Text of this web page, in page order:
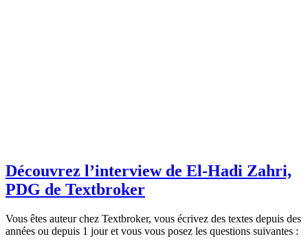
Découvrez l’interview de El-Hadi Zahri,
PDG de Textbroker
Vous êtes auteur chez Textbroker, vous écrivez des textes depuis des
années ou depuis 1 jour et vous vous posez les questions suivantes :